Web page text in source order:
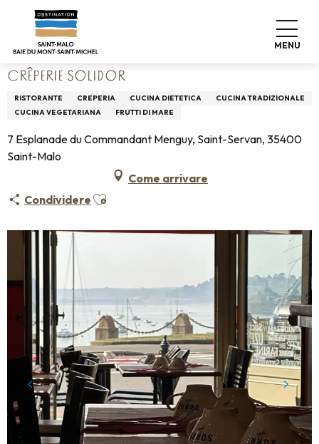
contenu
MENU
Home Vivere come a casa
Ristoranti
CRÊPERIE SOLIDOR
RISTORANTE CREPERIA CUCINA DIETETICA
CUCINA TRADIZIONALE
CUCINA VEGETARIANA
FRUTTI DI MARE
7 Esplanade du Commandant Menguy, Saint-Servan, 35400
Saint-Malo
Come arrivare
Condividere Ajouter aux favoris